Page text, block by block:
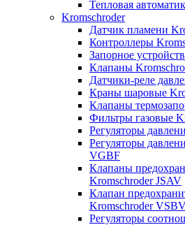
Тепловая
Kromschroder
Датчик пламени
Контроллеры
Запорное
Клапаны
Датчики-реле
Краны шаровые
Клапаны
Фильтры газовые
Регуляторы
Регуляторы
VGBF
Клапаны
Kromschroder JSAV
Клапан
Kromschroder
Регуляторы